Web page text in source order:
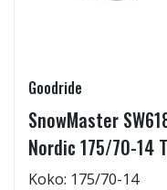
Goodride
SnowMaster
Nordic 175/70-14 T
Koko: 175/70-14